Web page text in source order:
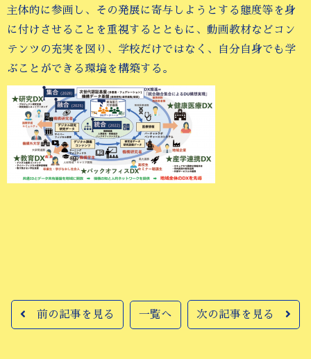
主体的に参画し、その発展に寄与しようとする態度等を身
に付けさせることを重視するとともに、動画教材などコン
テンツの充実を図り、学校だけではなく、自分自身でも学
ぶことができる環境を構築する。
前の記事を見る 一覧へ 次の記事を見る